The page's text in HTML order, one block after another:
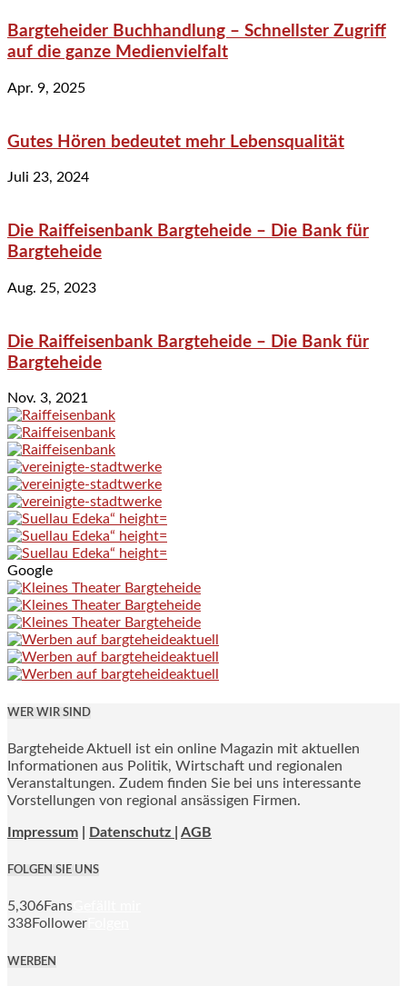
Bargteheider Buchhandlung – Schnellster Zugriff
auf die ganze Medienvielfalt
Apr. 9, 2025
Gutes Hören bedeutet mehr Lebensqualität
Juli 23, 2024
Die Raiffeisenbank Bargteheide – Die Bank für
Bargteheide
Aug. 25, 2023
Die Raiffeisenbank Bargteheide – Die Bank für
Bargteheide
Nov. 3, 2021
Google
WER WIR SIND
Bargteheide Aktuell ist ein online Magazin mit aktuellen
Informationen aus Politik, Wirtschaft und regionalen
Veranstaltungen. Zudem finden Sie bei uns interessante
Vorstellungen von regional ansässigen Firmen.
Impressum Datenschutz | AGB
FOLGEN SIE UNS
5,306Fans
338Follower
WERBEN